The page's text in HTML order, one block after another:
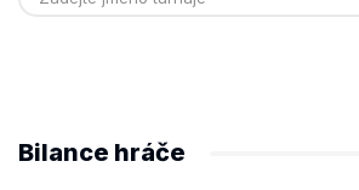
Bilance hráče